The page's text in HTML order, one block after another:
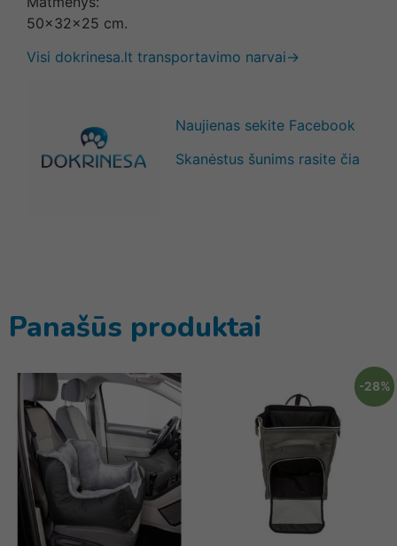
50x32x25 cm.
Visi dokrinesa.lt transportavimo narvai→
Naujienas sekite Facebook
Skanėstus šunims rasite čia
Panašūs produktai
-28%